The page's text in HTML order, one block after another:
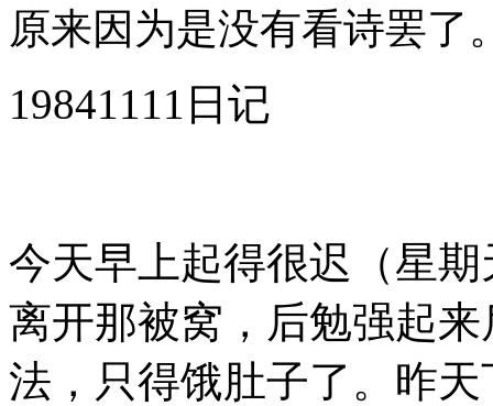
原来因为是没有看诗罢了
19841111日记
今天早上起得很迟（星
离开那被窝，后勉强起
法，只得饿肚子了。昨